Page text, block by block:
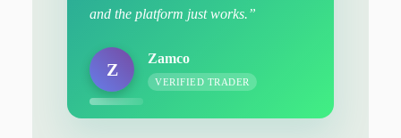
and the platform just works.”
Z
Zamco
VERIFIED TRADER